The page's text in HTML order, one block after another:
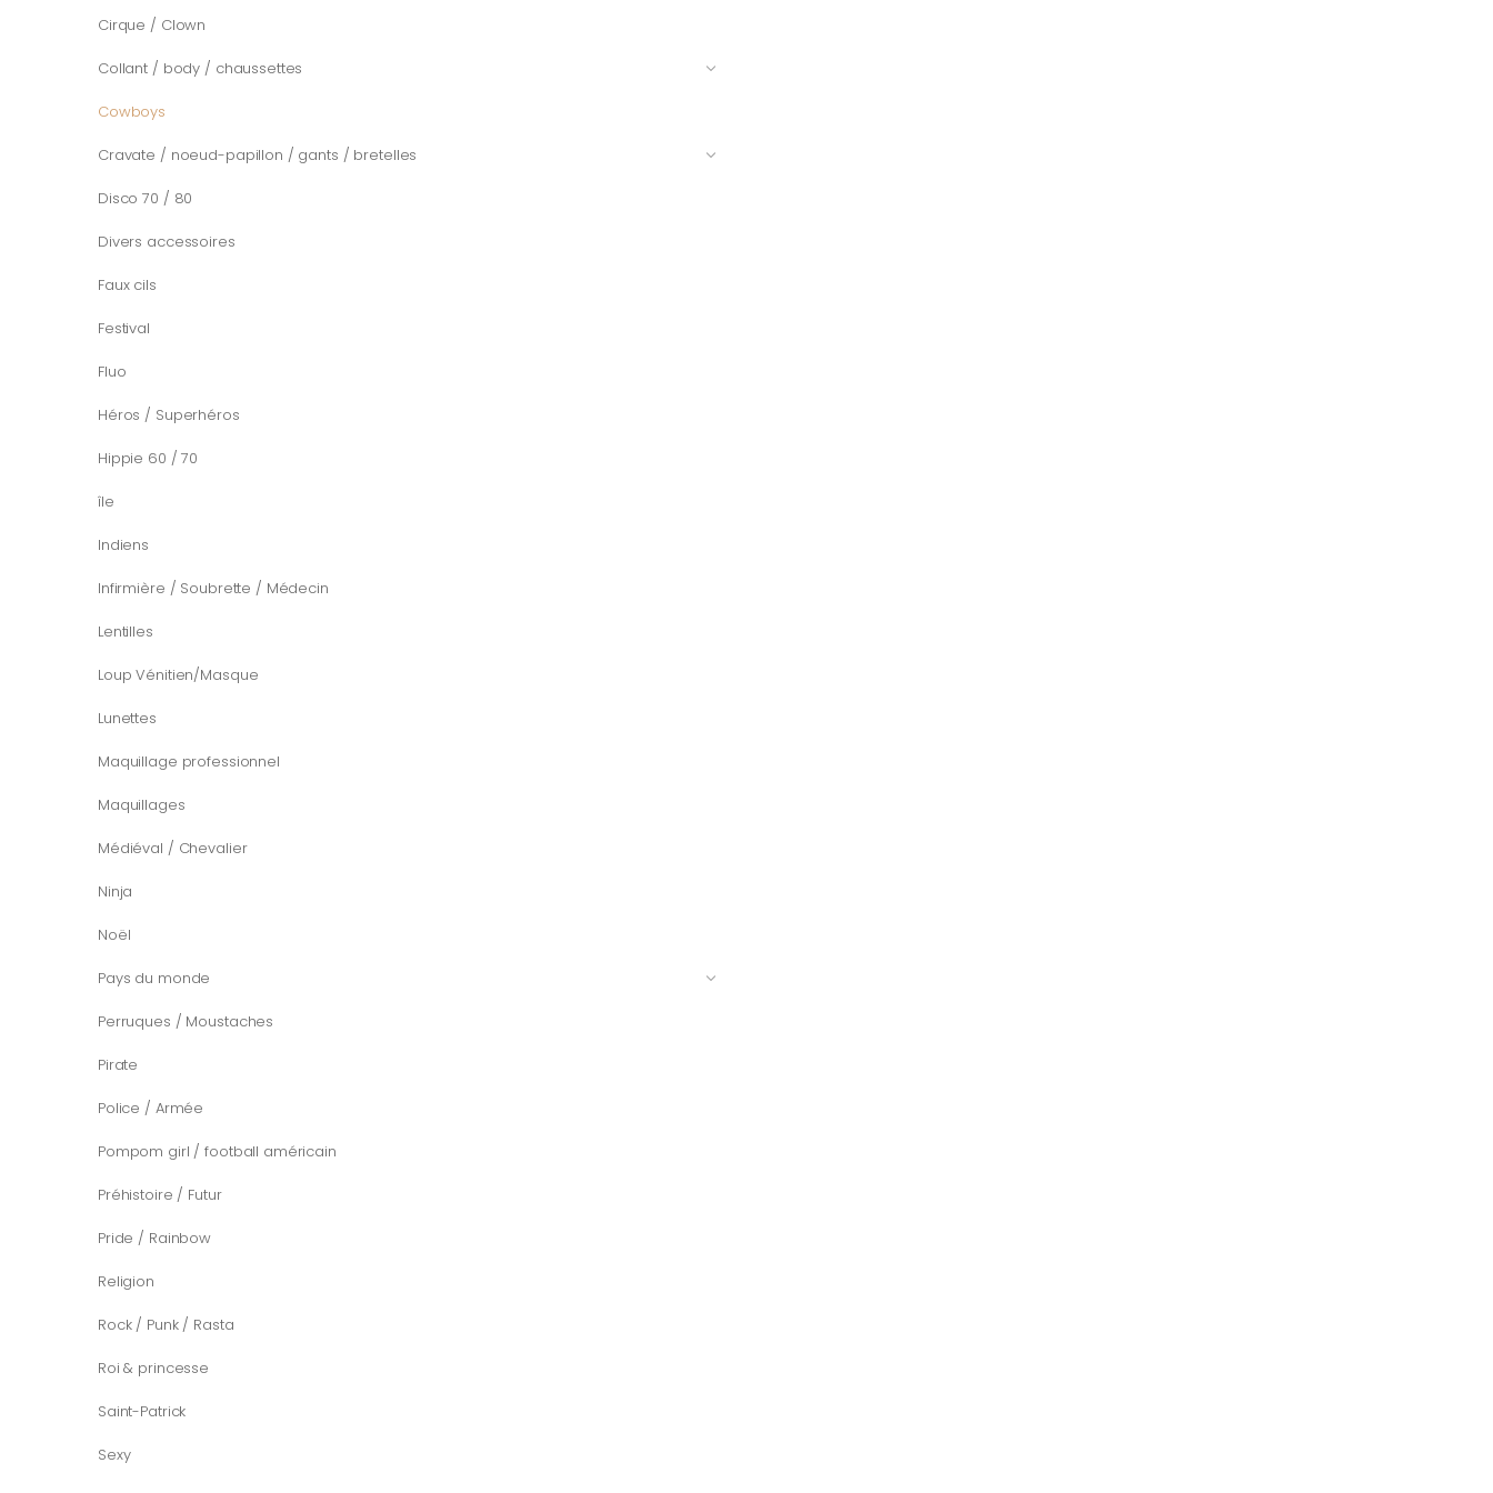
Cirque / Clown
Collant / body / chaussettes
Cowboys
Cravate / noeud-papillon / gants / bretelles
Disco 70 / 80
Divers accessoires
Faux cils
Festival
Fluo
Héros / Superhéros
Hippie 60 / 70
île
Indiens
Infirmière / Soubrette / Médecin
Lentilles
Loup Vénitien/Masque
Lunettes
Maquillage professionnel
Maquillages
Médiéval / Chevalier
Ninja
Noël
Pays du monde
Perruques / Moustaches
Pirate
Police / Armée
Pompom girl / football américain
Préhistoire / Futur
Pride / Rainbow
Religion
Rock / Punk / Rasta
Roi & princesse
Saint-Patrick
Sexy